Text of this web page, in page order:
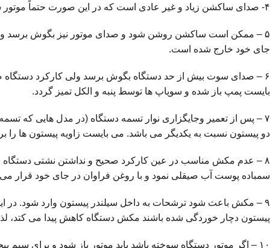
۴- صدای ساکشن زیاد و غیر عادی است که در این صورت حتماً موتور ساکشن نیاز به سرویس دارد.
۵ – ممکن است ساکشن روشن شود و صدای موتور نیز بگوش برسد ولی
جای خود خارج شده است.
۶ – صدای سوت بیش از حد دستگاه بگوش برسد ولی کارکرد دستگاه
بایست پمپ باز شده و سوپاپ ها توسط پنبه و الکل تمیز گردد.
دو پیستون نسبت به یکدیگر می باشد. می بایست زاویه پیستون ها را بر روی ۹۰ درجه تنظیم نمود و پیچ آنها
۸ – عدم مکش مناسب در عین کارکرد صحیح و نداشتن نشتی دستگاه
سمباده پوست آب صیقلی نمود و با روغن فراوان در جای خود قرار
۹ – مکش باعث شود ترشحات به داخل سیلندر پیستون وارد شود. در
پیستون دچار خوردگی شده باشند مکش دستگاه کاهش پیدا می کتد،
۱۰ – اگر موتور دستگاه سوخته باشد باید موتور باز شود و برای سیم پیچی یا تعویض جاروبکها به تعمیرگاه فرستاده شود.